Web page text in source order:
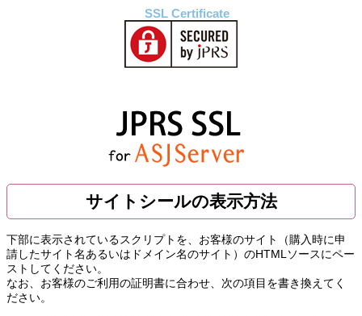
SSL Certificate
サイトシールの表示方法
下部に表示されているスクリプトを、お客様のサイト（購入時に申
請したサイト名あるいはドメイン名のサイト）のHTMLソースにペー
ストしてください。
なお、お客様のご利用の証明書に合わせ、次の項目を書き換えてく
ださい。